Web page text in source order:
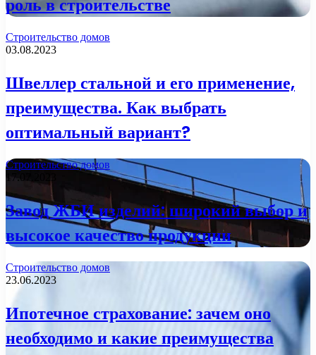
роль в строительстве
Строительство домов
03.08.2023
Швеллер стальной и его применение,
преимущества. Как выбрать
оптимальный вариант?
Строительство домов
17.07.2023
Завод ЖБИ изделий: широкий выбор и
высокое качество продукции
Строительство домов
23.06.2023
Ипотечное страхование: зачем оно
необходимо и какие преимущества